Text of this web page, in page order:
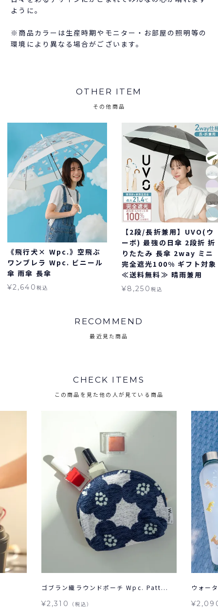
ように。
※商品カラーは生産時期やモニター・お部屋の照明等の
環境により異なる場合がございます。
OTHER ITEM
その他商品
《飛行犬× Wpc.》空飛ぶ
ワンブレラ Wpc. ビニール
傘 雨傘 長傘
¥2,640 税込
【2段/長折兼用】UVO(ウ
ーボ) 最強の日傘 2段折 折
りたたみ 長傘 2way ミニ
完全遮光100% ギフト対象
≪送料無料≫ 晴雨兼用
¥8,250 税込
RECOMMEND
最近見た商品
CHECK ITEMS
この商品を見た他の人が見ている商品
ゴブラン織ラウンドポーチ Wpc. Patt...
¥2,310 （税込）
ウォー